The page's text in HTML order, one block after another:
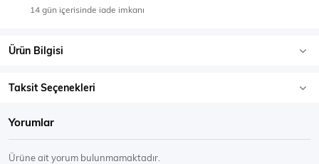
14 gün içerisinde iade imkanı
Ürün Bilgisi
Taksit Seçenekleri
Yorumlar
Ürüne ait yorum bulunmamaktadır.